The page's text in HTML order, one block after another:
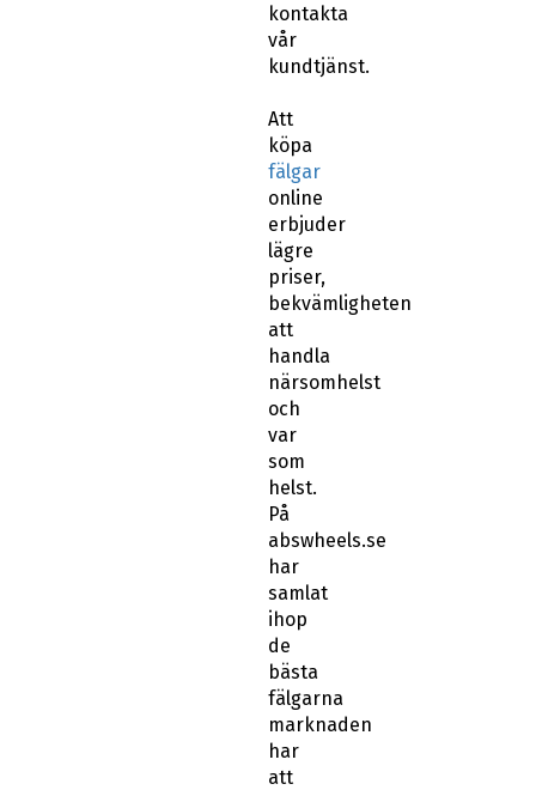
kontakta
vår
kundtjänst.
Att
köpa
fälgar
online
erbjuder
lägre
priser,
bekvämligheten
att
handla
närsomhelst
och
var
som
helst.
På
abswheels.se
har
samlat
ihop
de
bästa
fälgarna
marknaden
har
att